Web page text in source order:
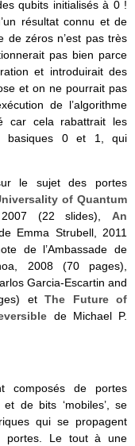
qubits initialisés à 0 !
résultat connu et de
de zéros n’est pas très
pas bien parce
et introduirait des
et on ne pourrait pas
de l’algorithme
car cela rabattrait les
basiques 0 et 1, qui
le sujet des portes
of Quantum
(22 slides), An
Emma Strubell, 2011
de l’Ambassade de
2008 (70 pages),
Garcia-Escartin and
et The Future of
de Michael P.
composés de portes
de bits ‘mobiles’, se
qui se propagent
portes. Le tout à une